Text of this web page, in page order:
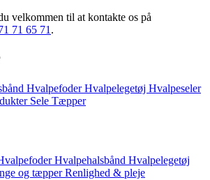
velkommen til at kontakte os på
71 65 71 .
HvalpefoderHvalpelegetøj Hvalpeseler
Sele Tæpper
Hvalpehalsbånd Hvalpelegetøj
og tæpperRenlighed & pleje